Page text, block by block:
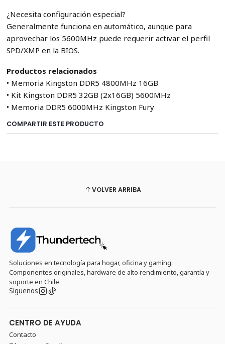
¿Necesita configuración especial?
Generalmente funciona en automático, aunque para
aprovechar los 5600MHz puede requerir activar el perfil
SPD/XMP en la BIOS.
Productos relacionados
• Memoria Kingston DDR5 4800MHz 16GB
• Kit Kingston DDR5 32GB (2x16GB) 5600MHz
• Memoria DDR5 6000MHz Kingston Fury
COMPARTIR ESTE PRODUCTO
VOLVER ARRIBA
Soluciones en tecnología para hogar, oficina y gaming.
Componentes originales, hardware de alto rendimiento, garantía y
soporte en Chile.
Síguenos
CENTRO DE AYUDA
Contacto